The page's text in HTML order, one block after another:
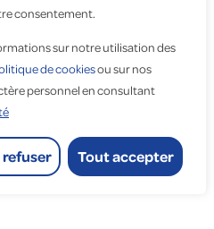
consentement.
sur notre utilisation des
de cookiesou sur nos
personnel en consultant
Tout accepter